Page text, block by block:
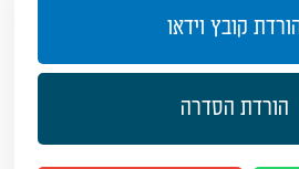
קובץ וידאו
הורדת הסדרה